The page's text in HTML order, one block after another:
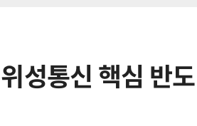
성통신 핵심 반도
6
중고폰 안심 인증 50곳 돌파…고객